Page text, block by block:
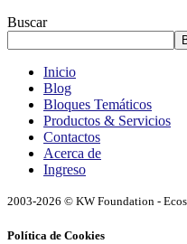
Buscar
Inicio
Blog
Bloques Temáticos
Productos & Servicios
Contactos
Acerca de
Ingreso
2003-2026 © KW Foundation -
Política de Cookies